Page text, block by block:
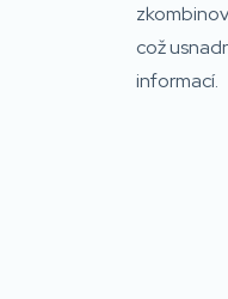
což
informací.